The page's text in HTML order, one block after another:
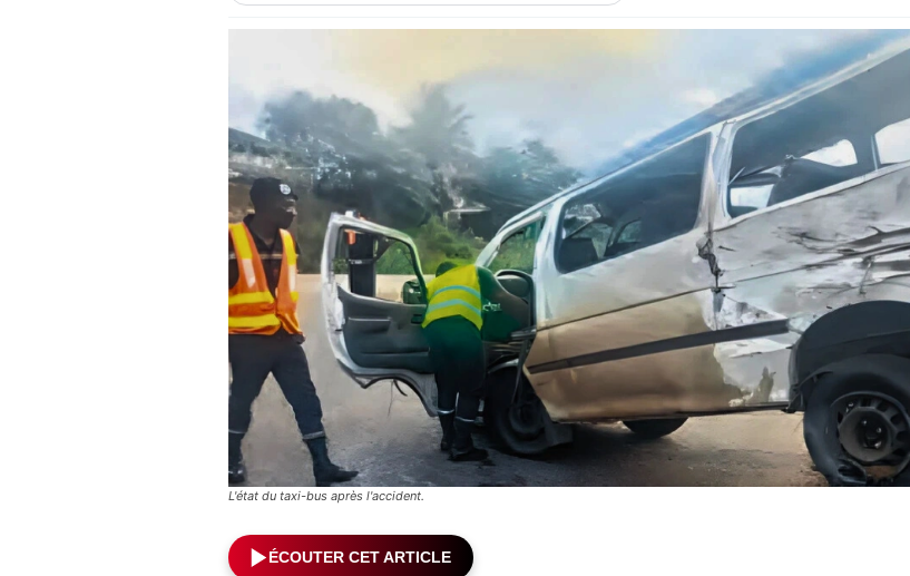
L'état du taxi-bus après l'accident.
ÉCOUTER CET ARTICLE